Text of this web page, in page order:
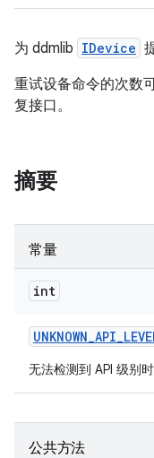
为 ddmlib IDevice
重试设备命令的次数
复接口。
摘要
常量
int
UNKNOWN_API_
无法检测到 API 级别
公共方法